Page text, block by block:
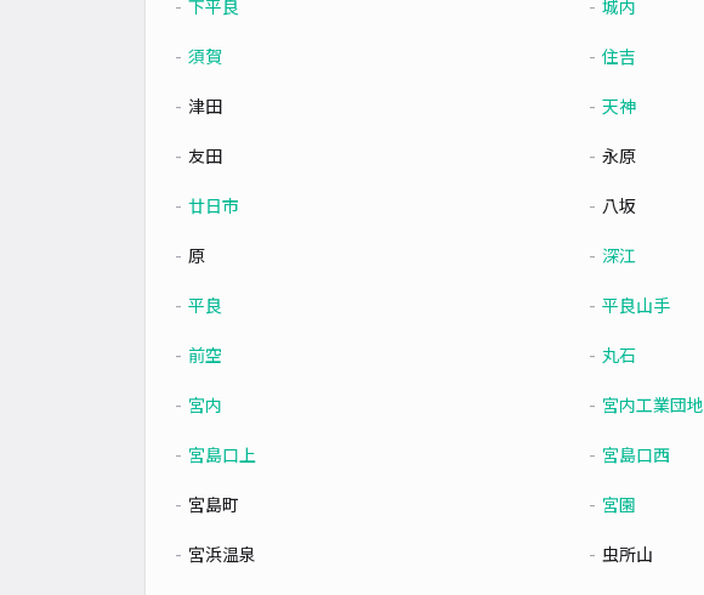
下平良 城内
須賀 住吉
津田 天神
友田 永原
廿日市 八坂
原 深江
平良 平良山手
前空 丸石
宮内 宮内工業団地
宮島口上 宮島口西
宮島町 宮園
宮浜温泉 虫所山